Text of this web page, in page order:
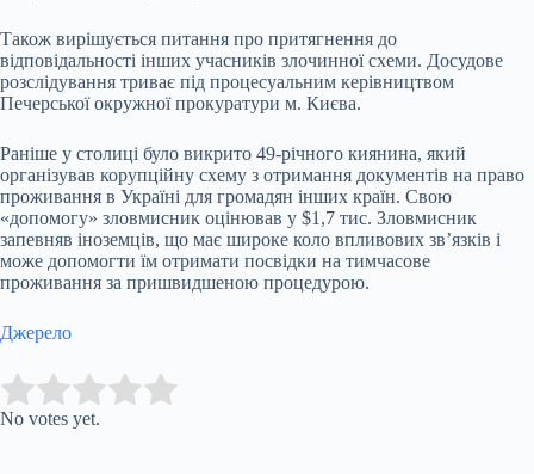
Також вирішується питання про притягнення до
відповідальності інших учасників злочинної схеми. Досудове
розслідування триває під процесуальним керівництвом
Печерської окружної прокуратури м. Києва.
Раніше у столиці було викрито 49-річного киянина, який
організував корупційну схему з отримання документів на право
проживання в Україні для громадян інших країн. Свою
«допомогу» зловмисник оцінював у $1,7 тис. Зловмисник
запевняв іноземців, що має широке коло впливових зв’язків і
може допомогти їм отримати посвідки на тимчасове
проживання за пришвидшеною процедурою.
Джерело
Rate this item:
No votes yet.